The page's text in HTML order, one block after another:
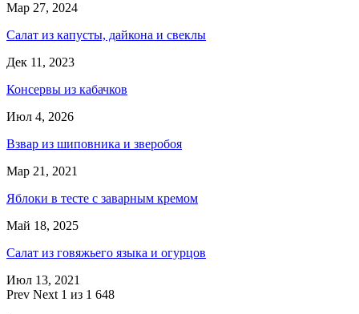
Мар 27, 2024
Салат из капусты, дайкона и свеклы
Дек 11, 2023
Консервы из кабачков
Июл 4, 2026
Взвар из шиповника и зверобоя
Мар 21, 2021
Яблоки в тесте с заварным кремом
Май 18, 2025
Салат из говяжьего языка и огурцов
Июл 13, 2021
Prev Next 1 из 1 648